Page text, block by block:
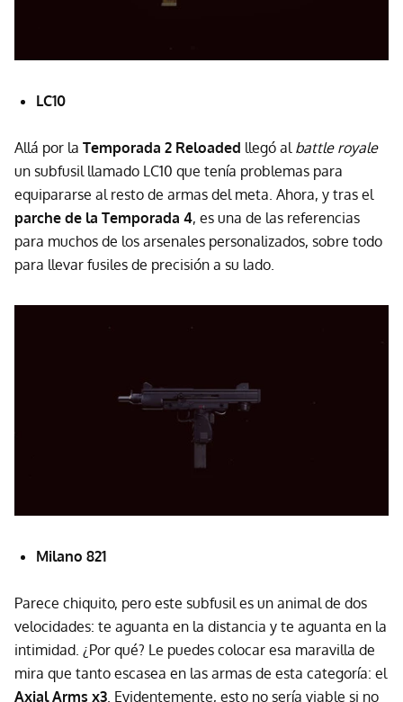
LC10
Allá por la Temporada 2 Reloaded llegó al battle royale
un subfusil llamado LC10 que tenía problemas para
equipararse al resto de armas del meta. Ahora, y tras el
parche de la Temporada 4, es una de las referencias
para muchos de los arsenales personalizados, sobre todo
para llevar fusiles de precisión a su lado.
Milano 821
Parece chiquito, pero este subfusil es un animal de dos
velocidades: te aguanta en la distancia y te aguanta en la
intimidad. ¿Por qué? Le puedes colocar esa maravilla de
mira que tanto escasea en las armas de esta categoría: el
Axial Arms x3. Evidentemente, esto no sería viable si no